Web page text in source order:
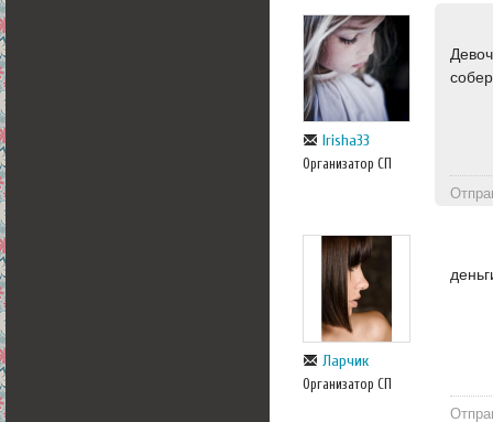
Irisha33
Организатор СП
Ларчик
Организатор СП